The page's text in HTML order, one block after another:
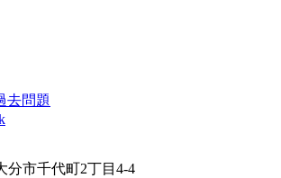
去問題
分市千代町2丁目4-4